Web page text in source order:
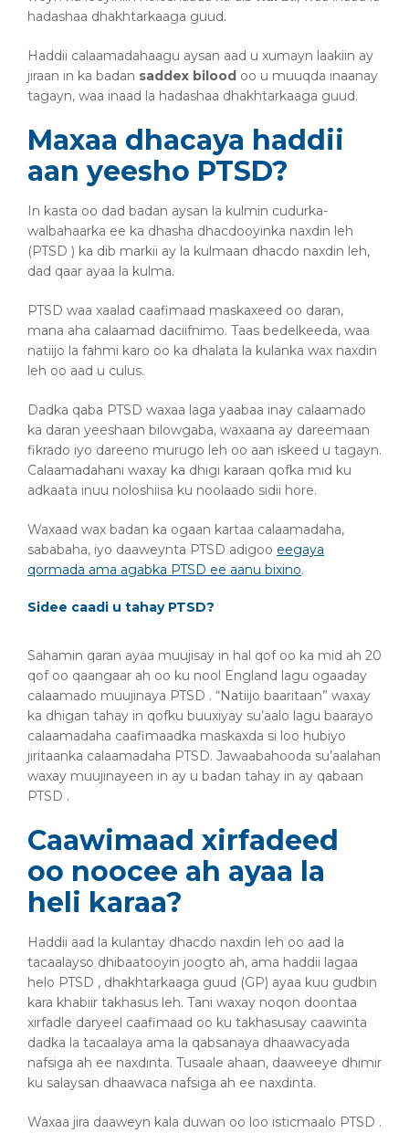
hadashaa dhakhtarkaaga guud.
Haddii calaamadahaagu aysan aad u xumayn laakiin ay
jiraan in ka badan saddex bilood oo u muuqda inaanay
tagayn, waa inaad la hadashaa dhakhtarkaaga guud.
Maxaa dhacaya haddii
aan yeesho PTSD?
In kasta oo dad badan aysan la kulmin cudurka-
walbahaarka ee ka dhasha dhacdooyinka naxdin leh
(PTSD ) ka dib markii ay la kulmaan dhacdo naxdin leh,
dad qaar ayaa la kulma.
PTSD waa xaalad caafimaad maskaxeed oo daran,
mana aha calaamad daciifnimo. Taas bedelkeeda, waa
natiijo la fahmi karo oo ka dhalata la kulanka wax naxdin
leh oo aad u culus.
Dadka qaba PTSD waxaa laga yaabaa inay calaamado
ka daran yeeshaan bilowgaba, waxaana ay dareemaan
fikrado iyo dareeno murugo leh oo aan iskeed u tagayn.
Calaamadahani waxay ka dhigi karaan qofka mid ku
adkaata inuu noloshiisa ku noolaado sidii hore.
Waxaad wax badan ka ogaan kartaa calaamadaha,
sababaha, iyo daaweynta PTSD adigoo eegaya
qormada ama agabka PTSD ee aanu bixino.
Sidee caadi u tahay PTSD?
Sahamin qaran ayaa muujisay in hal qof oo ka mid ah 20
qof oo qaangaar ah oo ku nool England lagu ogaaday
calaamado muujinaya PTSD . “Natiijo baaritaan” waxay
ka dhigan tahay in qofku buuxiyay su’aalo lagu baarayo
calaamadaha caafimaadka maskaxda si loo hubiyo
jiritaanka calaamadaha PTSD. Jawaabahooda su’aalahan
waxay muujinayeen in ay u badan tahay in ay qabaan
PTSD .
Caawimaad xirfadeed
oo noocee ah ayaa la
heli karaa?
Haddii aad la kulantay dhacdo naxdin leh oo aad la
tacaalayso dhibaatooyin joogto ah, ama haddii lagaa
helo PTSD , dhakhtarkaaga guud (GP) ayaa kuu gudbin
kara khabiir takhasus leh. Tani waxay noqon doontaa
xirfadle daryeel caafimaad oo ku takhasusay caawinta
dadka la tacaalaya ama la qabsanaya dhaawacyada
nafsiga ah ee naxdinta. Tusaale ahaan, daaweeye dhimir
ku salaysan dhaawaca nafsiga ah ee naxdinta.
Waxaa jira daaweyn kala duwan oo loo isticmaalo PTSD .